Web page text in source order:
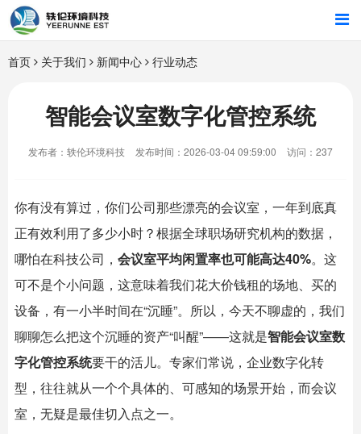
首页
行业解决方案
智能硬件
关于我们
首页 关于我们 新闻中心 行业动态
智能会议室数字化管控系统
发布者：轶伦环境科技 发布时间：2026-03-04 09:59:00 访问：237
你有没有算过，你们公司那些漂亮的会议室，一年到底真
正有效利用了多少小时？根据全球职场研究机构的数据，
哪怕在科技公司， 会议室平均闲置率也可能高达40%。这
可不是个小问题，这意味着我们花大价钱租的场地、买的
设备，有一小半时间在“沉睡”。所以，今天不聊虚的，我们
聊聊怎么把这个沉睡的资产“叫醒”——这就是智能会议室数
字化管控系统要干的活儿。专家们常说，企业数字化转
型，往往就从一个个具体的、可感知的场景开始，而会议
室，无疑是最佳切入点之一。